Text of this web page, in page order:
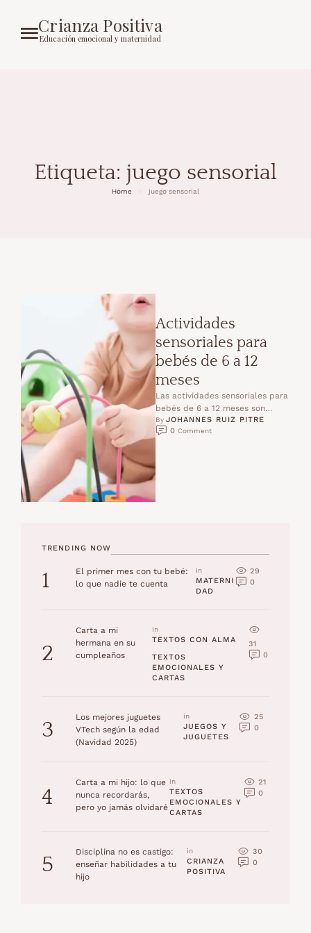
Crianza Positiva
Educación emocional y maternidad
Etiqueta: juego sensorial
Home juego sensorial
Actividades
sensoriales para
bebés de 6 a 12
meses
Las actividades sensoriales para
bebés de 6 a 12 meses son
fundamentales en esta etapa, en
la que …
By JOHANNES RUIZ PITRE
0 Comment
TRENDING NOW
1
El primer mes con tu bebé:
lo que nadie te cuenta
in
MATERNI
DAD
29
0
2
Carta a mi
hermana en su
cumpleaños
in
TEXTOS CON ALMA
TEXTOS
EMOCIONALES Y
CARTAS
31
0
3
Los mejores juguetes
VTech según la edad
(Navidad 2025)
in
JUEGOS Y
JUGUETES
25
0
4
Carta a mi hijo: lo que
nunca recordarás,
pero yo jamás olvidaré
in
TEXTOS
EMOCIONALES Y
CARTAS
21
0
5
Disciplina no es castigo:
enseñar habilidades a tu
hijo
in
CRIANZA
POSITIVA
30
0